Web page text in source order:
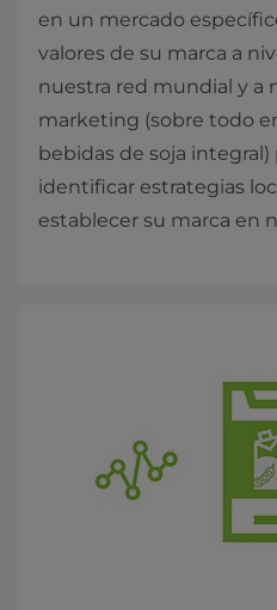
en un mercado
valores de su marca a
nuestra red mundial y a
marketing (sobre todo
bebidas de soja
identificar estrategias
establecer su marca en